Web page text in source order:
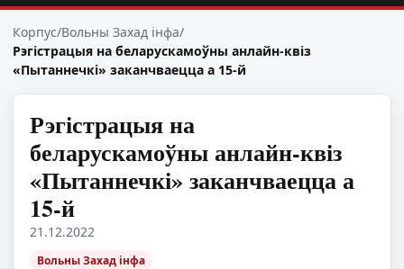
Корпус/Вольны Захад інфа/
Рэгістрацыя на беларускамоўны анлайн-квіз
«Пытаннечкі» заканчваецца а 15-й
Рэгістрацыя на
беларускамоўны анлайн-квіз
«Пытаннечкі» заканчваецца а
15-й
21.12.2022
Вольны Захад інфа